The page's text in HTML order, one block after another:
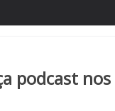
podcast